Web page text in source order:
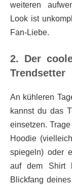
weiteren
Look ist
Fan-Liebe.
2. Der
Trendsetter
An kühleren
kannst du das
einsetzen.
Hoodie
spiegeln) oder
auf dem Shirt
Blickfang